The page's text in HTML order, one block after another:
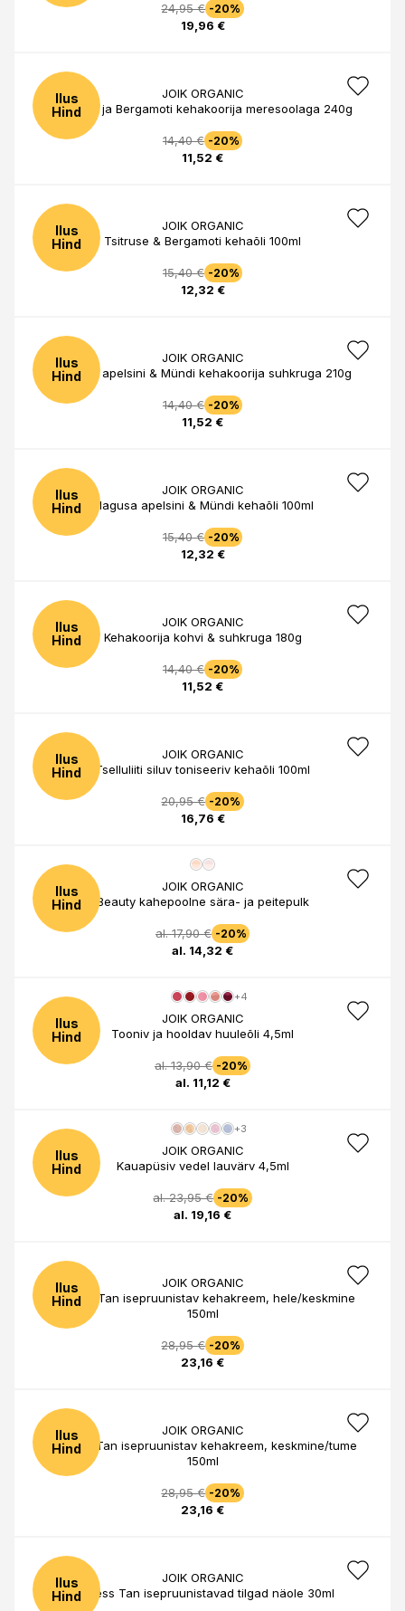
24,95 € -20%
19,96 €
Ilus
Hind
JOIK ORGANIC
Tsitruse ja Bergamoti kehakoorija meresoolaga 240g
14,40 € -20%
11,52 €
Ilus
Hind
JOIK ORGANIC
Tsitruse & Bergamoti kehaõli 100ml
15,40 € -20%
12,32 €
Ilus
Hind
JOIK ORGANIC
Magusa apelsini & Mündi kehakoorija suhkruga 210g
14,40 € -20%
11,52 €
Ilus
Hind
JOIK ORGANIC
Magusa apelsini & Mündi kehaõli 100ml
15,40 € -20%
12,32 €
Ilus
Hind
JOIK ORGANIC
Kehakoorija kohvi & suhkruga 180g
14,40 € -20%
11,52 €
Ilus
Hind
JOIK ORGANIC
Tselluliiti siluv toniseeriv kehaõli 100ml
20,95 € -20%
16,76 €
Ilus
Hind
JOIK ORGANIC
Beauty kahepoolne sära- ja peitepulk
al. 17,90 € -20%
al. 14,32 €
Ilus
Hind
+4
JOIK ORGANIC
Tooniv ja hooldav huuleõli 4,5ml
al. 13,90 € -20%
al. 11,12 €
Ilus
Hind
+3
JOIK ORGANIC
Kauapüsiv vedel lauvärv 4,5ml
al. 23,95 € -20%
al. 19,16 €
Ilus
Hind
JOIK ORGANIC
Sunless Tan isepruunistav kehakreem, hele/keskmine
150ml
28,95 € -20%
23,16 €
Ilus
Hind
JOIK ORGANIC
Sunless Tan isepruunistav kehakreem, keskmine/tume
150ml
28,95 € -20%
23,16 €
Ilus
Hind
JOIK ORGANIC
Sunless Tan isepruunistavad tilgad näole 30ml